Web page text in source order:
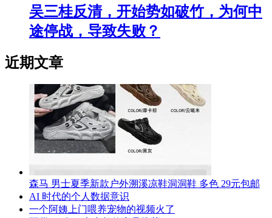
吴三桂反清，开始势如破竹，为何中
途停战，导致失败？
近期文章
森马 男士夏季新款户外溯溪凉鞋洞洞鞋 多色 29元包邮
AI 时代的个人数据意识
一个阿姨上门喂养宠物的视频火了